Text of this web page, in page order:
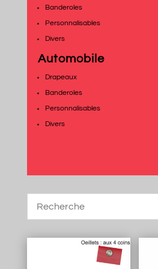
Banderoles
Personnalisables
Divers
Automobile
Drapeaux
Banderoles
Personnalisables
Divers